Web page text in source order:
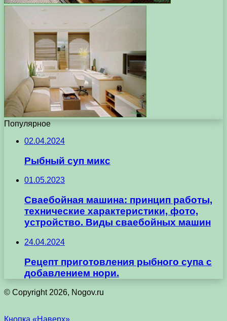
Популярное
02.04.2024
Рыбный суп микс
01.05.2023
Сваебойная машина: принцип работы,
технические характеристики, фото,
устройство. Виды сваебойных машин
24.04.2024
Рецепт приготовления рыбного супа с
добавлением нори.
© Copyright 2026, Nogov.ru